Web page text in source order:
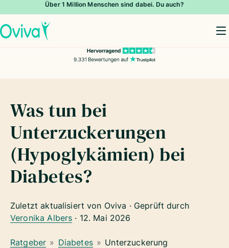
Über 1 Million Menschen sind dabei. Du auch?
Was tun bei
Unterzuckerungen
(Hypoglykämien) bei
Diabetes?
Zuletzt aktualisiert von Oviva · Geprüft durch
Veronika Albers · 12. Mai 2026
Ratgeber » Diabetes » Unterzuckerung